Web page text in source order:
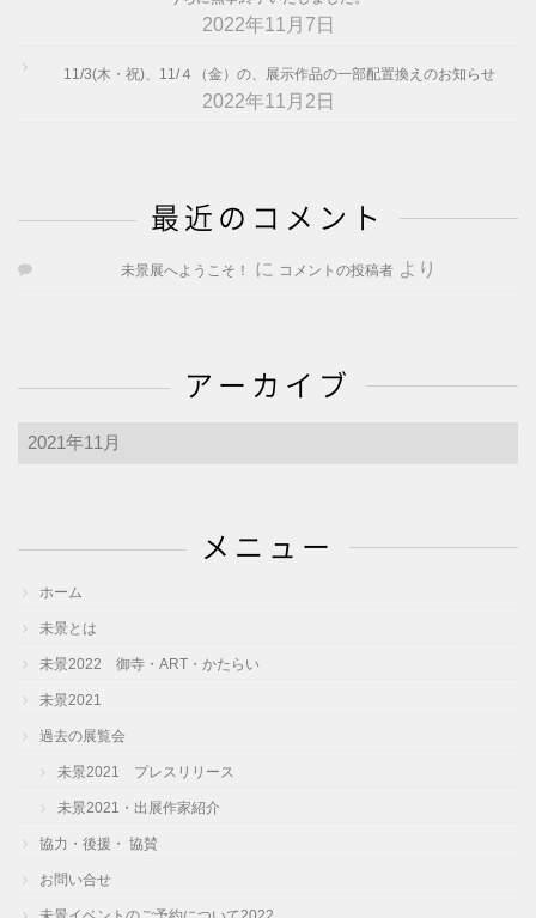
2022年11月7日
11/3(木・祝)、11/４（金）の、展示作品の一部配置換えのお知らせ
2022年11月2日
最近のコメント
未景展へようこそ！ に コメントの投稿者 より
アーカイブ
ア
ブ
メニュー
ホーム
未景とは
未景2022 御寺・ART・かたらい
未景2021
過去の展覧会
未景2021 プレスリリース
未景2021・出展作家紹介
協力・後援・ 協賛
お問い合せ